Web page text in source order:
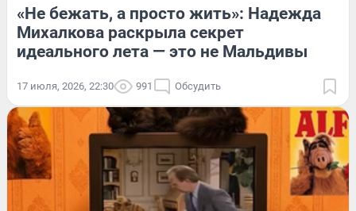
«Не бежать, а просто жить»: Надежда
Михалкова раскрыла секрет
идеального лета — это не Мальдивы
17 июля, 2026, 22:30 991 Обсудить